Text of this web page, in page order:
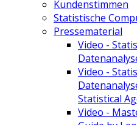
Kundenstimmen
Statistische
Pressematerial
Video -
Video -
Statistical
Video -